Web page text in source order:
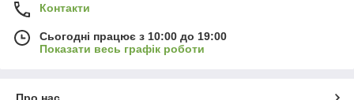
Контакти
Сьогодні працює з 10:00 до 19:00
Показати весь графік роботи